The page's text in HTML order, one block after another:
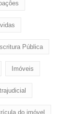
Pública
Imóveis
do imóvel